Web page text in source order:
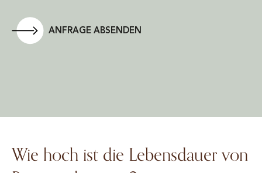
ANFRAGE ABSENDEN
Wie hoch ist die Lebensdauer von